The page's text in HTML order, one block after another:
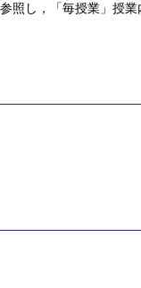
し，「毎授業」授